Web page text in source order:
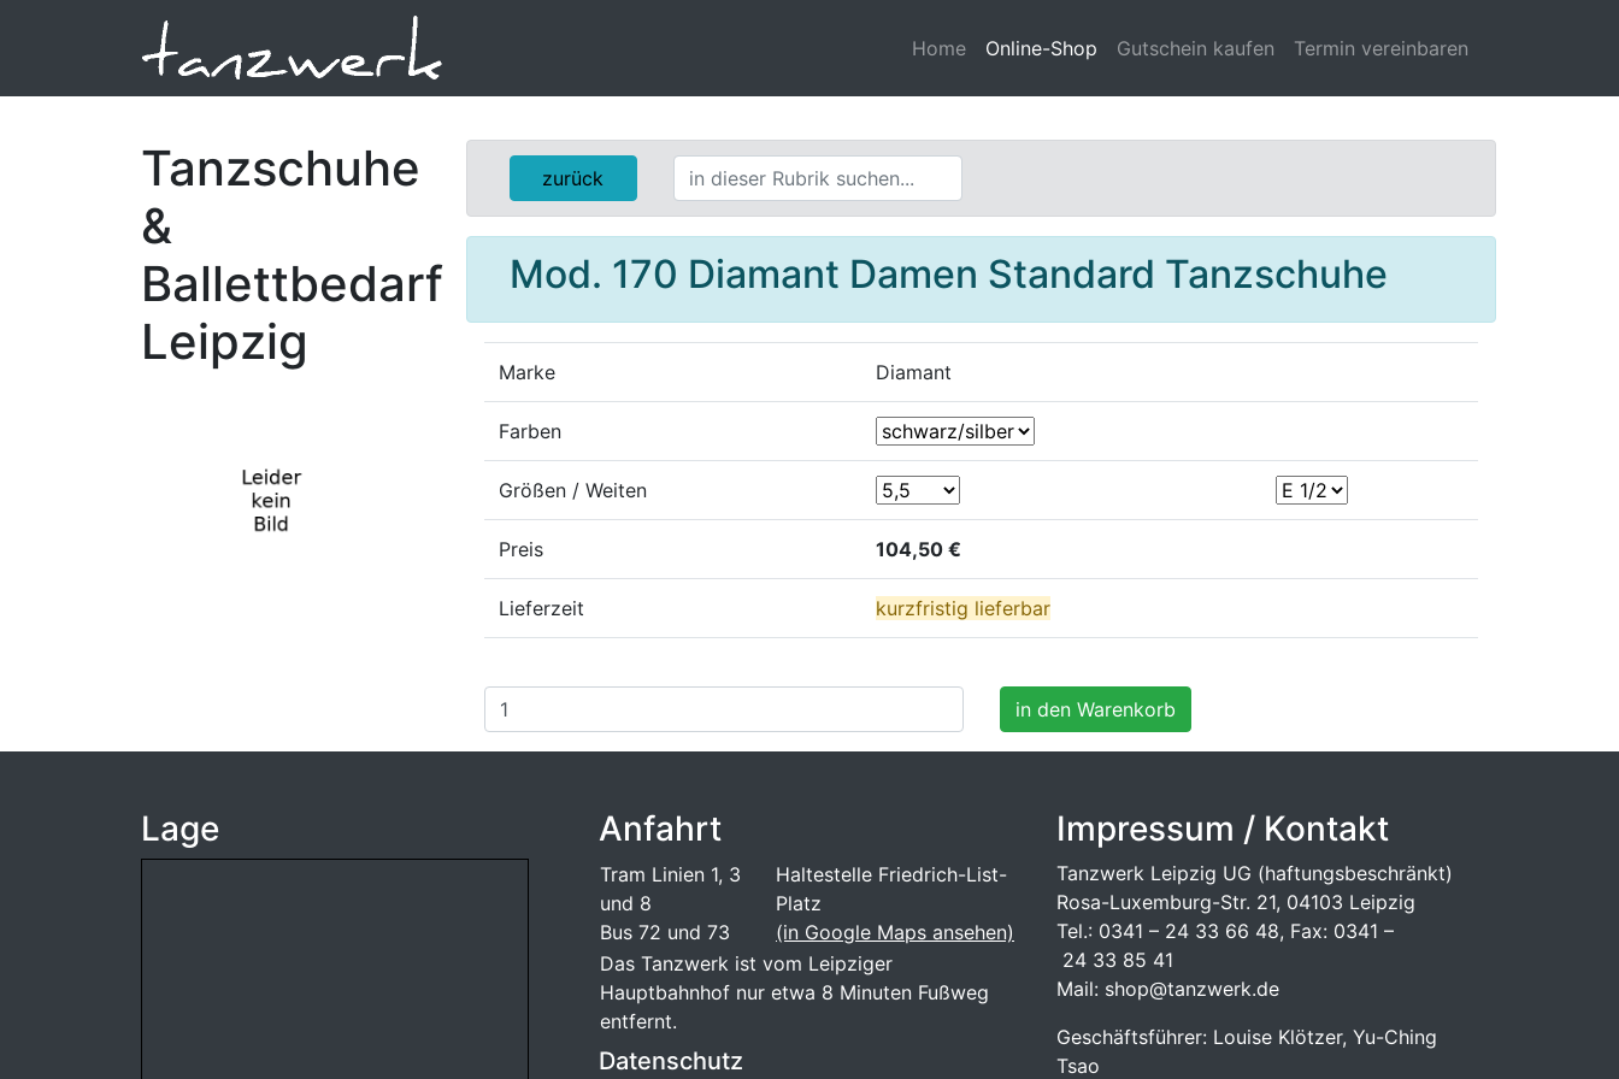
Home Online-Shop Gutschein kaufen Termin vereinbaren
Tanzschuhe
&
Ballettbedarf
Leipzig
zurück
Mod. 170 Diamant Damen Standard Tanzschuhe
Marke Diamant
Farben
Größen / Weiten
Preis 104,50 €
Lieferzeit kurzfristig lieferbar
Lage Anfahrt
Tram Linien 1, 3
und 8
Bus 72 und 73
Haltestelle Friedrich-List-
Platz
(in Google Maps ansehen)
Das Tanzwerk ist vom Leipziger
Hauptbahnhof nur etwa 8 Minuten Fußweg
entfernt.
Datenschutz
Impressum / Kontakt
Tanzwerk Leipzig UG (haftungsbeschränkt)
Rosa-Luxemburg-Str. 21, 04103 Leipzig
Tel.: 0341 – 24 33 66 48, Fax: 0341 –
24 33 85 41
Mail: shop@tanzwerk.de
Geschäftsführer: Louise Klötzer, Yu-Ching
Tsao